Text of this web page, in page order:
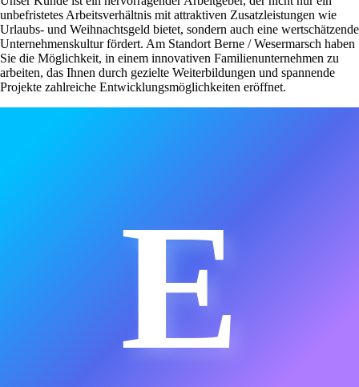
unbefristetes Arbeitsverhältnis mit attraktiven Zusatzleistungen wie
Urlaubs- und Weihnachtsgeld bietet, sondern auch eine wertschätzende
Unternehmenskultur fördert. Am Standort Berne / Wesermarsch haben
Sie die Möglichkeit, in einem innovativen Familienunternehmen zu
arbeiten, das Ihnen durch gezielte Weiterbildungen und spannende
Projekte zahlreiche Entwicklungsmöglichkeiten eröffnet.
E